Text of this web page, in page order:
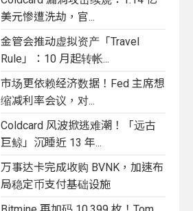
美元惨遭洗劫，官...
金管会推动虚拟资产「Travel
Rule」：10 月起转帐...
市场更依赖经济数据！Fed 主席想
缩减利率会议，对...
Coldcard 风波掀逃难潮！「远古
巨鲸」沉睡近 13 年...
万事达卡完成收购 BVNK，加速布
局稳定币支付基础设施